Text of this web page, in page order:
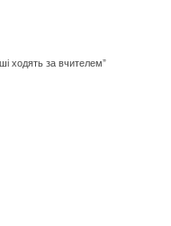
ходять за вчителем”